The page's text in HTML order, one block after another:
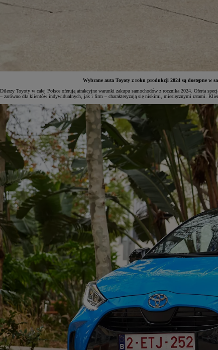
Od
81 900 zł
Yaris Cross
HYBRID
Wybrane auta Toyoty z roku produkcji 2024 są dostępne w
Dilerzy Toyoty w całej Polsce oferują atrakcyjne warunki zakupu samochodów z rocznika 2024. Oferta
– zarówno dla klientów indywidualnych, jak i firm – charakteryzują się niskimi, miesięcznymi ratami.